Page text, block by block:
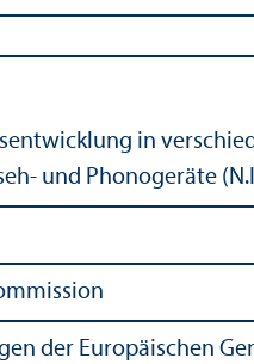
in
und Phonogeräte
der Europäischen